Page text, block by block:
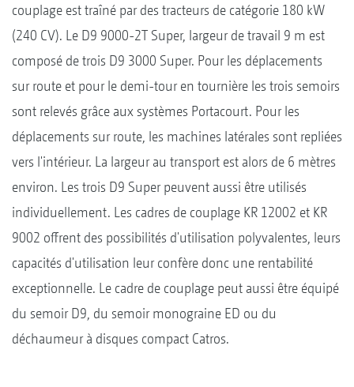
couplage est traîné par des tracteurs de catégorie 180 kW
(240 CV). Le D9 9000-2T Super, largeur de travail 9 m est
composé de trois D9 3000 Super. Pour les déplacements
sur route et pour le demi-tour en tournière les trois semoirs
sont relevés grâce aux systèmes Portacourt. Pour les
déplacements sur route, les machines latérales sont repliées
vers l'intérieur. La largeur au transport est alors de 6 mètres
environ. Les trois D9 Super peuvent aussi être utilisés
individuellement. Les cadres de couplage KR 12002 et KR
9002 offrent des possibilités d'utilisation polyvalentes, leurs
capacités d'utilisation leur confère donc une rentabilité
exceptionnelle. Le cadre de couplage peut aussi être équipé
du semoir D9, du semoir monograine ED ou du
déchaumeur à disques compact Catros.